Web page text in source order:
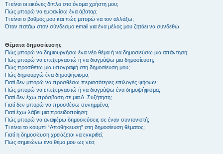
Τι είναι οι εικόνες δίπλα στο όνομα χρήστη μου;
Πώς μπορώ να εμφανίσω ένα άβαταρ;
Τι είναι ο βαθμός μου και πώς μπορώ να τον αλλάξω;
Όταν πατάω στον σύνδεσμο email για ένα μέλος μου ζητάει να συνδεθώ;
Θέματα δημοσίευσης
Πώς μπορώ να δημιουργήσω ένα νέο θέμα ή να δημοσιεύσω μια απάντηση;
Πώς μπορώ να επεξεργαστώ ή να διαγράψω μια δημοσίευση;
Πώς προσθέτω μια υπογραφή στη δημοσίευση μου;
Πώς δημιουργώ ένα δημοψήφισμα;
Γιατί δεν μπορώ να προσθέσω περισσότερες επιλογές ψήφων;
Πώς μπορώ να επεξεργαστώ ή να διαγράψω ένα δημοψήφισμα;
Γιατί δεν έχω πρόσβαση σε μια Δ. Συζήτηση;
Γιατί δεν μπορώ να προσθέσω συνημμένα;
Γιατί έχω λάβει μια προειδοποίηση;
Πώς μπορώ να αναφέρω δημοσιεύσεις σε έναν συντονιστή;
Τι είναι το κουμπί “Αποθήκευση” στη δημοσίευση θέματος;
Γιατί η δημοσίευση χρειάζεται να εγκριθεί;
Πώς σημειώνω ένα θέμα μου ως νέο;